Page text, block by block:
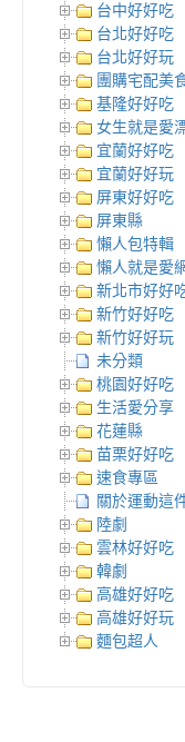
台中好好吃
台北好好吃
台北好好玩
團購宅配美
基隆好好吃
女生就是愛
宜蘭好好吃
宜蘭好好玩
屏東好好吃
屏東縣
懶人包特輯
懶人就是愛
新北市好好
新竹好好吃
新竹好好玩
未分類
桃園好好吃
生活愛分享
花蓮縣
苗栗好好吃
速食專區
關於運動這
陸劇
雲林好好吃
韓劇
高雄好好吃
高雄好好玩
麵包超人